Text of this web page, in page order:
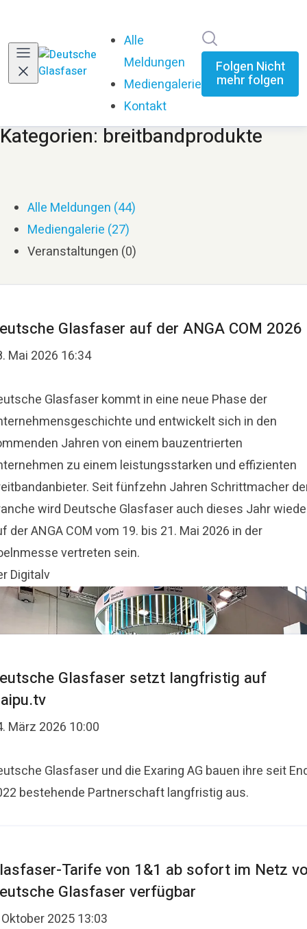
Alle
Meldungen
Mediengalerie
Kontakt
Folgen Nicht
mehr folgen
Kategorien: breitbandprodukte
Alle Meldungen (44)
Mediengalerie (27)
Veranstaltungen (0)
Glasfaser auf der ANGA COM 2026
Mai 2026 16:34
Glasfaser kommt in eine neue Phase der
und entwickelt sich in den
Jahren von einem bauzentrierten
zu einem leistungsstarken und effizienten
Seit fünfzehn Jahren Schrittmacher
wird Deutsche Glasfaser auch dieses Jahr
der ANGA COM vom 19. bis 21. Mai 2026 in der
vertreten sein.
Digitalv
Glasfaser setzt langfristig auf
März 2026 10:00
Glasfaser und die Exaring AG bauen ihre seit
bestehende Partnerschaft langfristig aus.
Tarife von 1&1 ab sofort im Netz
Glasfaser verfügbar
2025 13:03